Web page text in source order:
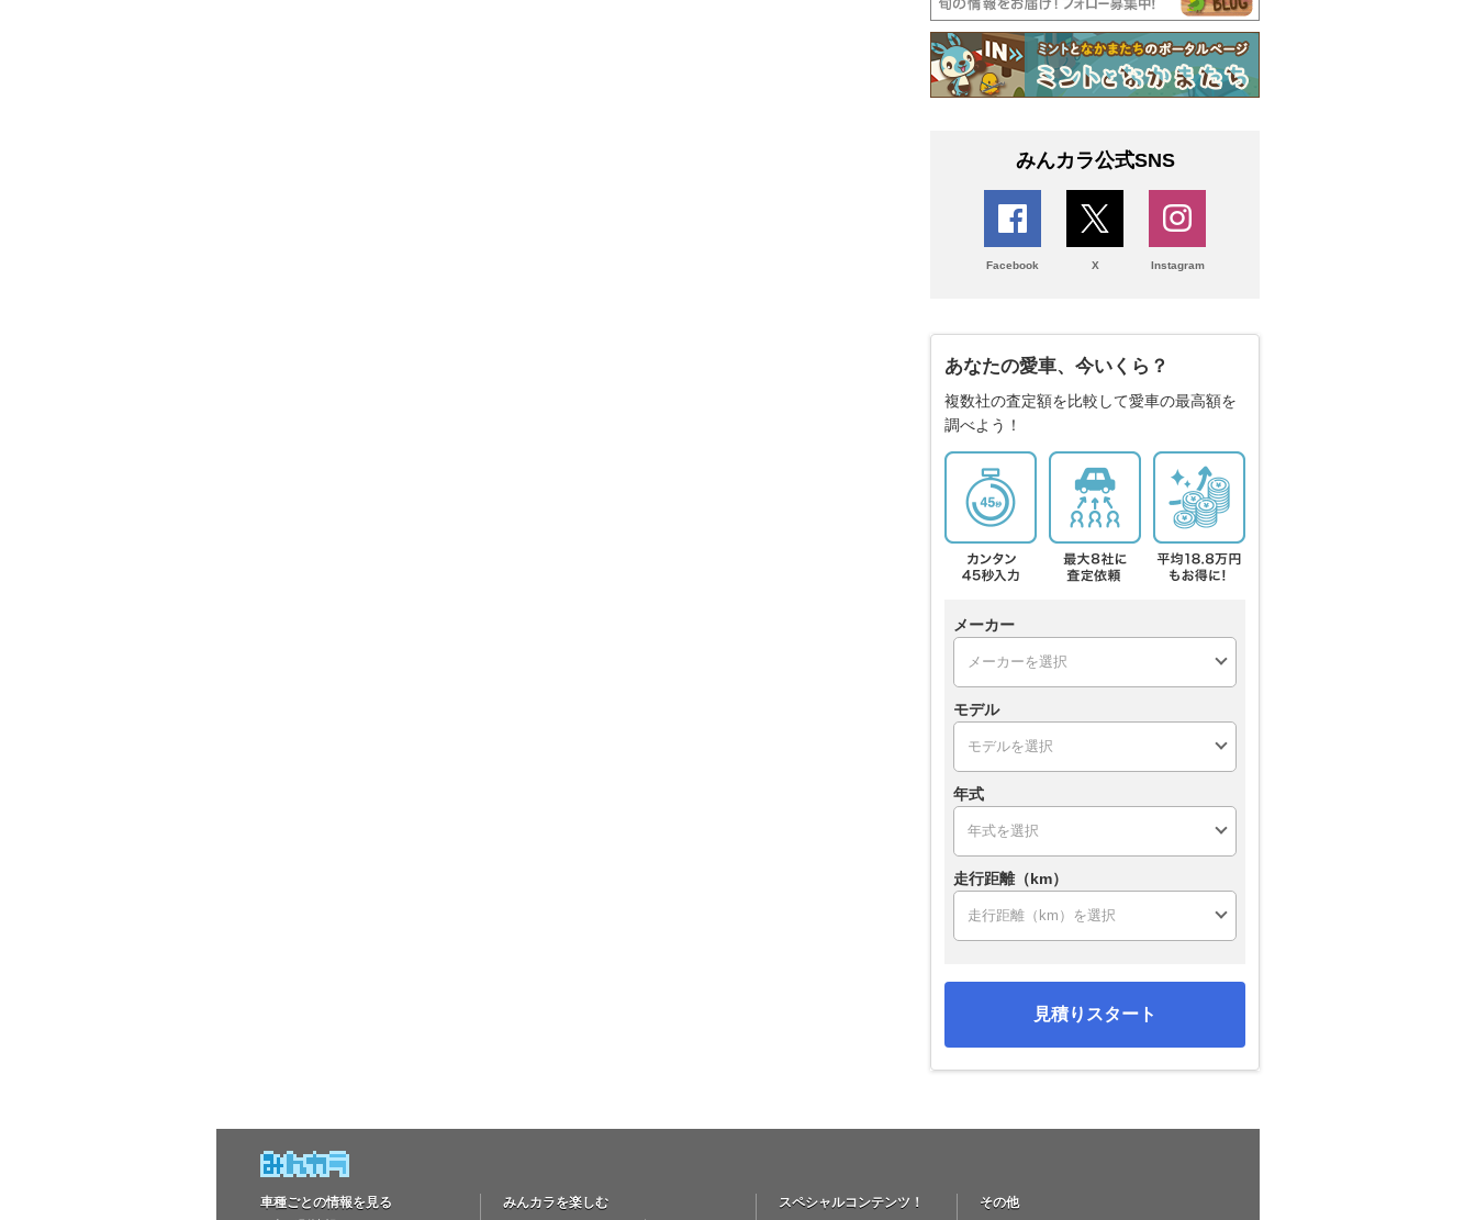
みんカラ公式SNS
Facebook X Instagram
あなたの愛車、今いくら？
複数社の査定額を比較して愛車の最高額を
調べよう！
メーカー
モデル
年式
走行距離（km）
見積りスタート
車種ごとの情報を見る
みんカラを楽しむ
スペシャルコンテンツ！
その他